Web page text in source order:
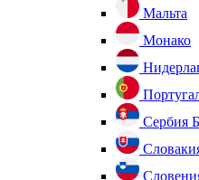
Мальта
Монако
Сербия